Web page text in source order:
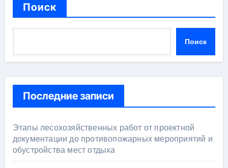
Поиск
Поиск
Последние записи
Этапы лесохозяйственных работ от проектной
документации до противопожарных мероприятий и
обустройства мест отдыха